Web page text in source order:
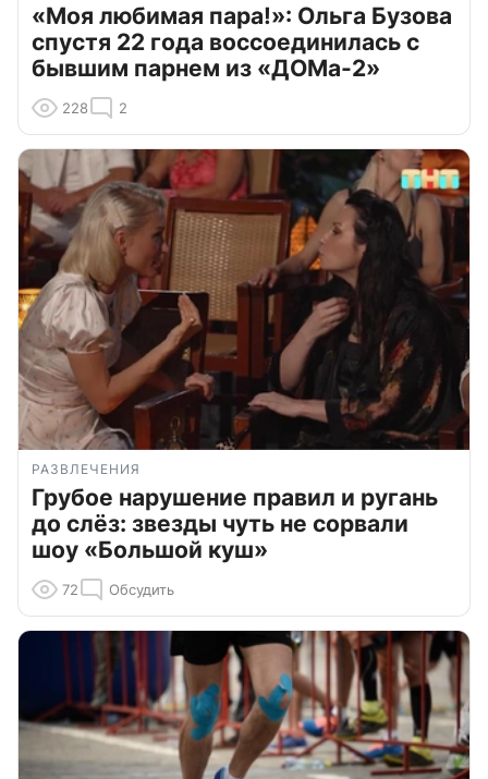
«Моя любимая пара!»: Ольга Бузова
спустя 22 года воссоединилась с
бывшим парнем из «ДОМа-2»
228 2
РАЗВЛЕЧЕНИЯ
Грубое нарушение правил и ругань
до слёз: звезды чуть не сорвали
шоу «Большой куш»
72 Обсудить